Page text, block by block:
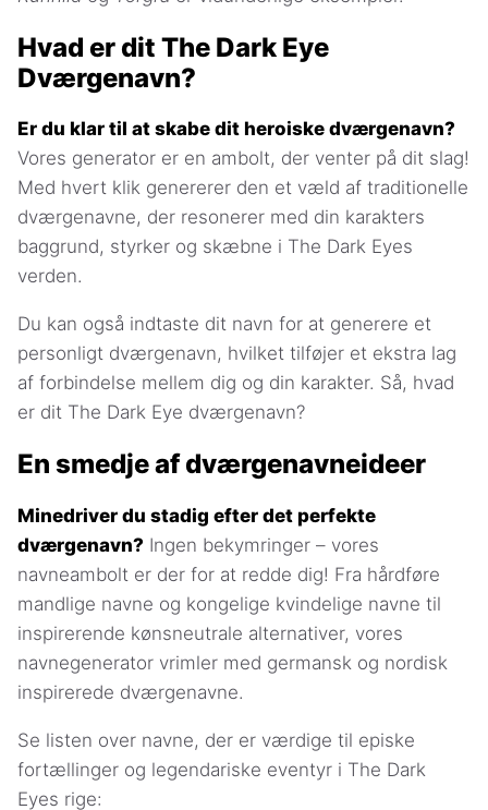
Hvad er dit The Dark Eye
Dværgenavn?
Er du klar til at skabe dit heroiske dværgenavn?
Vores generator er en ambolt, der venter på dit slag!
Med hvert klik genererer den et væld af traditionelle
dværgenavne, der resonerer med din karakters
baggrund, styrker og skæbne i The Dark Eyes
verden.
Du kan også indtaste dit navn for at generere et
personligt dværgenavn, hvilket tilføjer et ekstra lag
af forbindelse mellem dig og din karakter. Så, hvad
er dit The Dark Eye dværgenavn?
En smedje af dværgenavneideer
Minedriver du stadig efter det perfekte
dværgenavn? Ingen bekymringer – vores
navneambolt er der for at redde dig! Fra hårdføre
mandlige navne og kongelige kvindelige navne til
inspirerende kønsneutrale alternativer, vores
navnegenerator vrimler med germansk og nordisk
inspirerede dværgenavne.
Se listen over navne, der er værdige til episke
fortællinger og legendariske eventyr i The Dark
Eyes rige: